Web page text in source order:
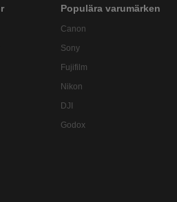
Populära varumärken
Canon
Sony
Fujifilm
Nikon
DJI
Godox